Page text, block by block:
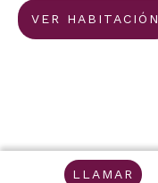
VER HABITACIÓN
LLAMAR